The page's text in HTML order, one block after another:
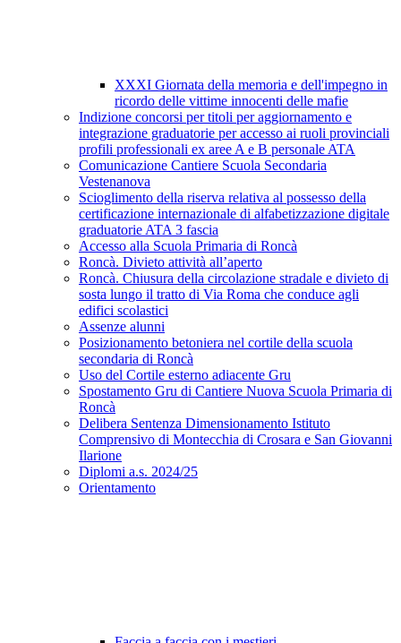
XXXI Giornata della memoria e dell'impegno in
ricordo delle vittime innocenti delle mafie
Indizione concorsi per titoli per aggiornamento e
integrazione graduatorie per accesso ai ruoli provinciali
profili professionali ex aree A e B personale ATA
Comunicazione Cantiere Scuola Secondaria
Vestenanova
Scioglimento della riserva relativa al possesso della
certificazione internazionale di alfabetizzazione digitale
graduatorie ATA 3 fascia
Accesso alla Scuola Primaria di Roncà
Roncà. Divieto attività all’aperto
Roncà. Chiusura della circolazione stradale e divieto di
sosta lungo il tratto di Via Roma che conduce agli
edifici scolastici
Assenze alunni
Posizionamento betoniera nel cortile della scuola
secondaria di Roncà
Uso del Cortile esterno adiacente Gru
Spostamento Gru di Cantiere Nuova Scuola Primaria di
Roncà
Delibera Sentenza Dimensionamento Istituto
Comprensivo di Montecchia di Crosara e San Giovanni
Ilarione
Diplomi a.s. 2024/25
Orientamento